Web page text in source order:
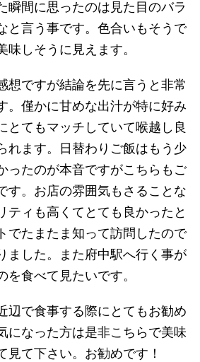
瞬間に思ったのは見た目のバラ
と言う事です。色合いもそうで
しそうに見えます。
想ですが結論を先に言うと非常
。僅かに甘めな出汁が特に好み
とてもマッチしていて喉越し良
れます。日替わりご飯はもう少
ったのが本音ですがこちらもご
す。お店の雰囲気もさることな
ティも高くてとても良かったと
でたまたま知って訪問したので
ました。また府中駅へ行く事が
を食べて見たいです。
辺で食事する際にとてもお勧め
になった方は是非こちらで美味
見て下さい。お勧めです！